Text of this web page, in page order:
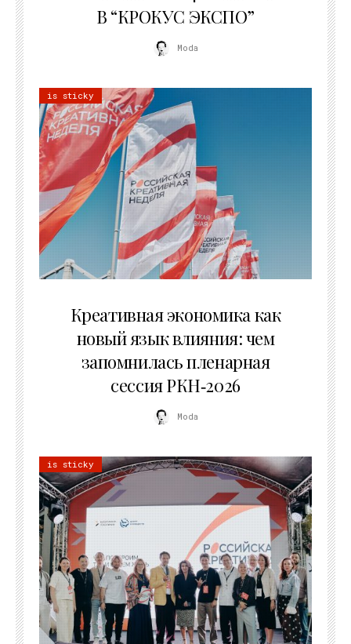
В “КРОКУС ЭКСПО”
Moda
is sticky
Креативная экономика как
новый язык влияния: чем
запомнилась пленарная
сессия РКН‑2026
Moda
is sticky